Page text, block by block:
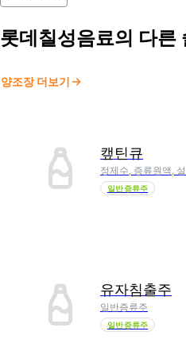
롯데칠성음료의 다른
양조장 더보기
캪틴큐
정제수, 증류원액,
일반증류주
유자침출주
일반증류주
일반증류주